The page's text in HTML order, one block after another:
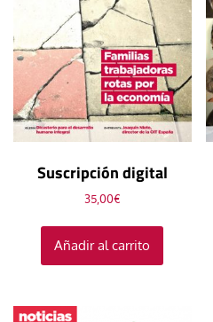
Suscripción digital
35,00€
Añadir al carrito